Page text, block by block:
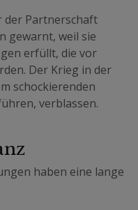
der Partnerschaft
gewarnt, weil sie
erfüllt, die vor
Der Krieg in der
schockierenden
verblassen.
haben eine lange